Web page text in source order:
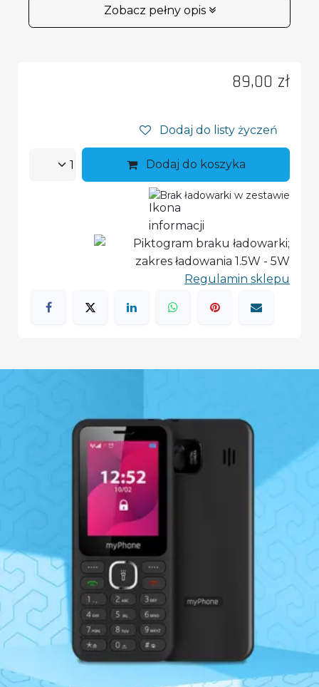
Zobacz pełny opis
89,00 zł
Dodaj do listy życzeń
Dodaj do koszyka
Brak ładowarki w zestawie
Regulamin sklepu